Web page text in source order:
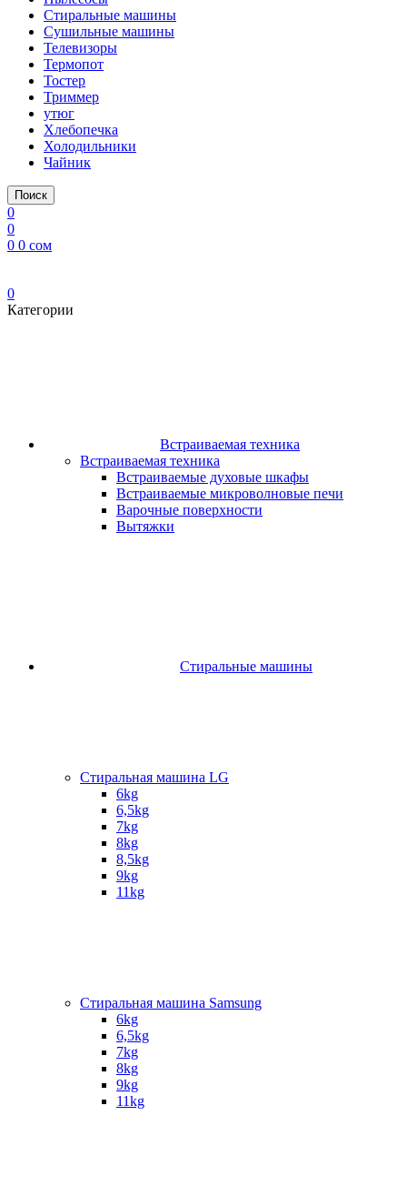
Стиральные машины
Сушильные машины
Телевизоры
Термопот
Тостер
Триммер
утюг
Хлебопечка
Холодильники
Чайник
Поиск
0
0
0 0 сом
0
Категории
Встраиваемая техника
Встраиваемая техника
Встраиваемые духовые шкафы​
Встраиваемые микроволновые печи​
Варочные поверхности​
Вытяжки
Стиральные машины
Стиральная машина LG
6kg
6,5kg
7kg
8kg
8,5kg
9kg
11kg
Стиральная машина Samsung
6kg
6,5kg
7kg
8kg
9kg
11kg